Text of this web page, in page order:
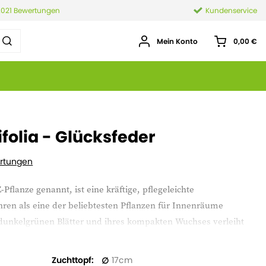
Bewertungen Kundenservice
Mein Konto 0,00 €
- Glücksfeder
genannt, ist eine kräftige, pflegeleichte
als eine der beliebtesten Pflanzen für Innenräume
Blätter und ihres kompakten Wuchses verleiht
natürliche Atmosphäre.
gegenüber unterschiedlichen Lichtverhältnissen und ihre
Zuchttopf 17